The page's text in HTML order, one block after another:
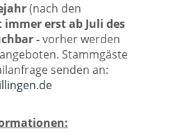
(nach den
immer erst ab Juli des
-vorher werden
Stammgäste
senden an: